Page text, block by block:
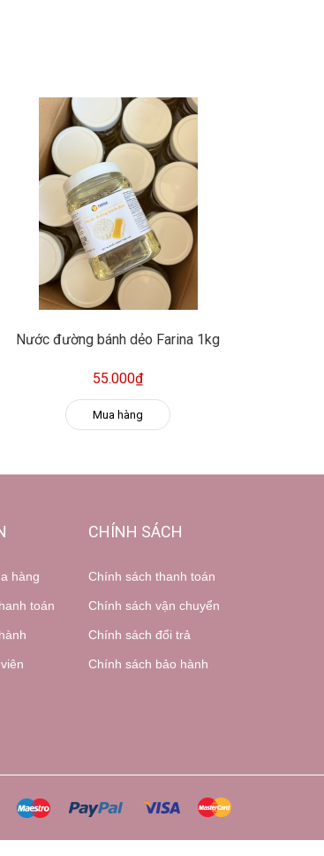
Nước đường bánh dẻo Farina 1kg
55.000₫
Mua hàng
hàng
toán
CHÍNH SÁCH
Chính sách thanh toán
Chính sách vận chuyển
Chính sách đổi trả
Chính sách bảo hành